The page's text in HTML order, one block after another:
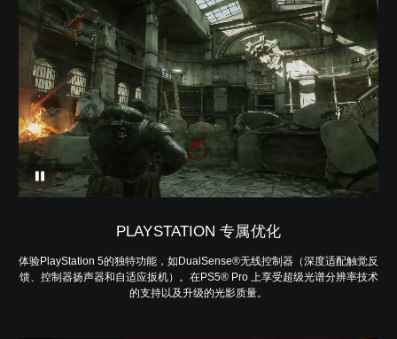
PLAYSTATION 专属优化
体验PlayStation 5的独特功能，如DualSense®无线控制器（深度适配触觉反
馈、控制器扬声器和自适应扳机）。在PS5® Pro 上享受超级光谱分辨率技术
的支持以及升级的光影质量。